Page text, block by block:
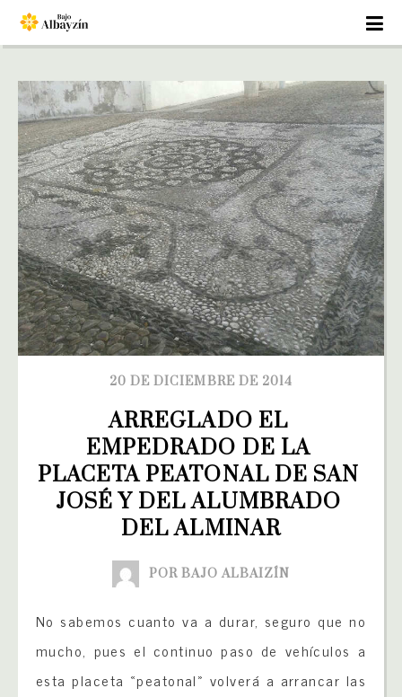
20 DE DICIEMBRE DE 2014
ARREGLADO EL
EMPEDRADO DE LA
PLACETA PEATONAL DE SAN
JOSÉ Y DEL ALUMBRADO
DEL ALMINAR
POR BAJO ALBAIZÍN
No sabemos cuanto va a durar, seguro que no
mucho, pues el continuo paso de vehículos a
esta placeta «peatonal» volverá a arrancar las